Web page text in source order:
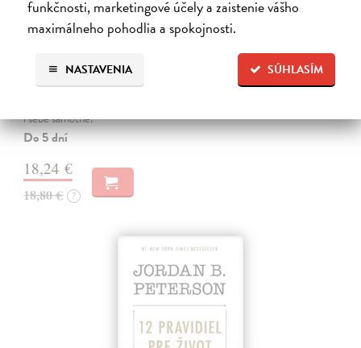
funkčnosti, marketingové účely a zaistenie vášho
maximálneho pohodlia a spokojnosti.
SÚHLASÍM
NASTAVENIA
Rozvíjejte všímavý soucit se sebou
Neff Kristin, Germer Christopher
Chováte se k druhým laskavěji než k sobě samým? Přitom existují
i sebe samotné.
Do 5 dní
18,24 €
18,80 € ?